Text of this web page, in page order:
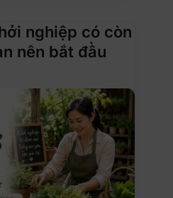
nghiệp có còn
nên bắt đầu